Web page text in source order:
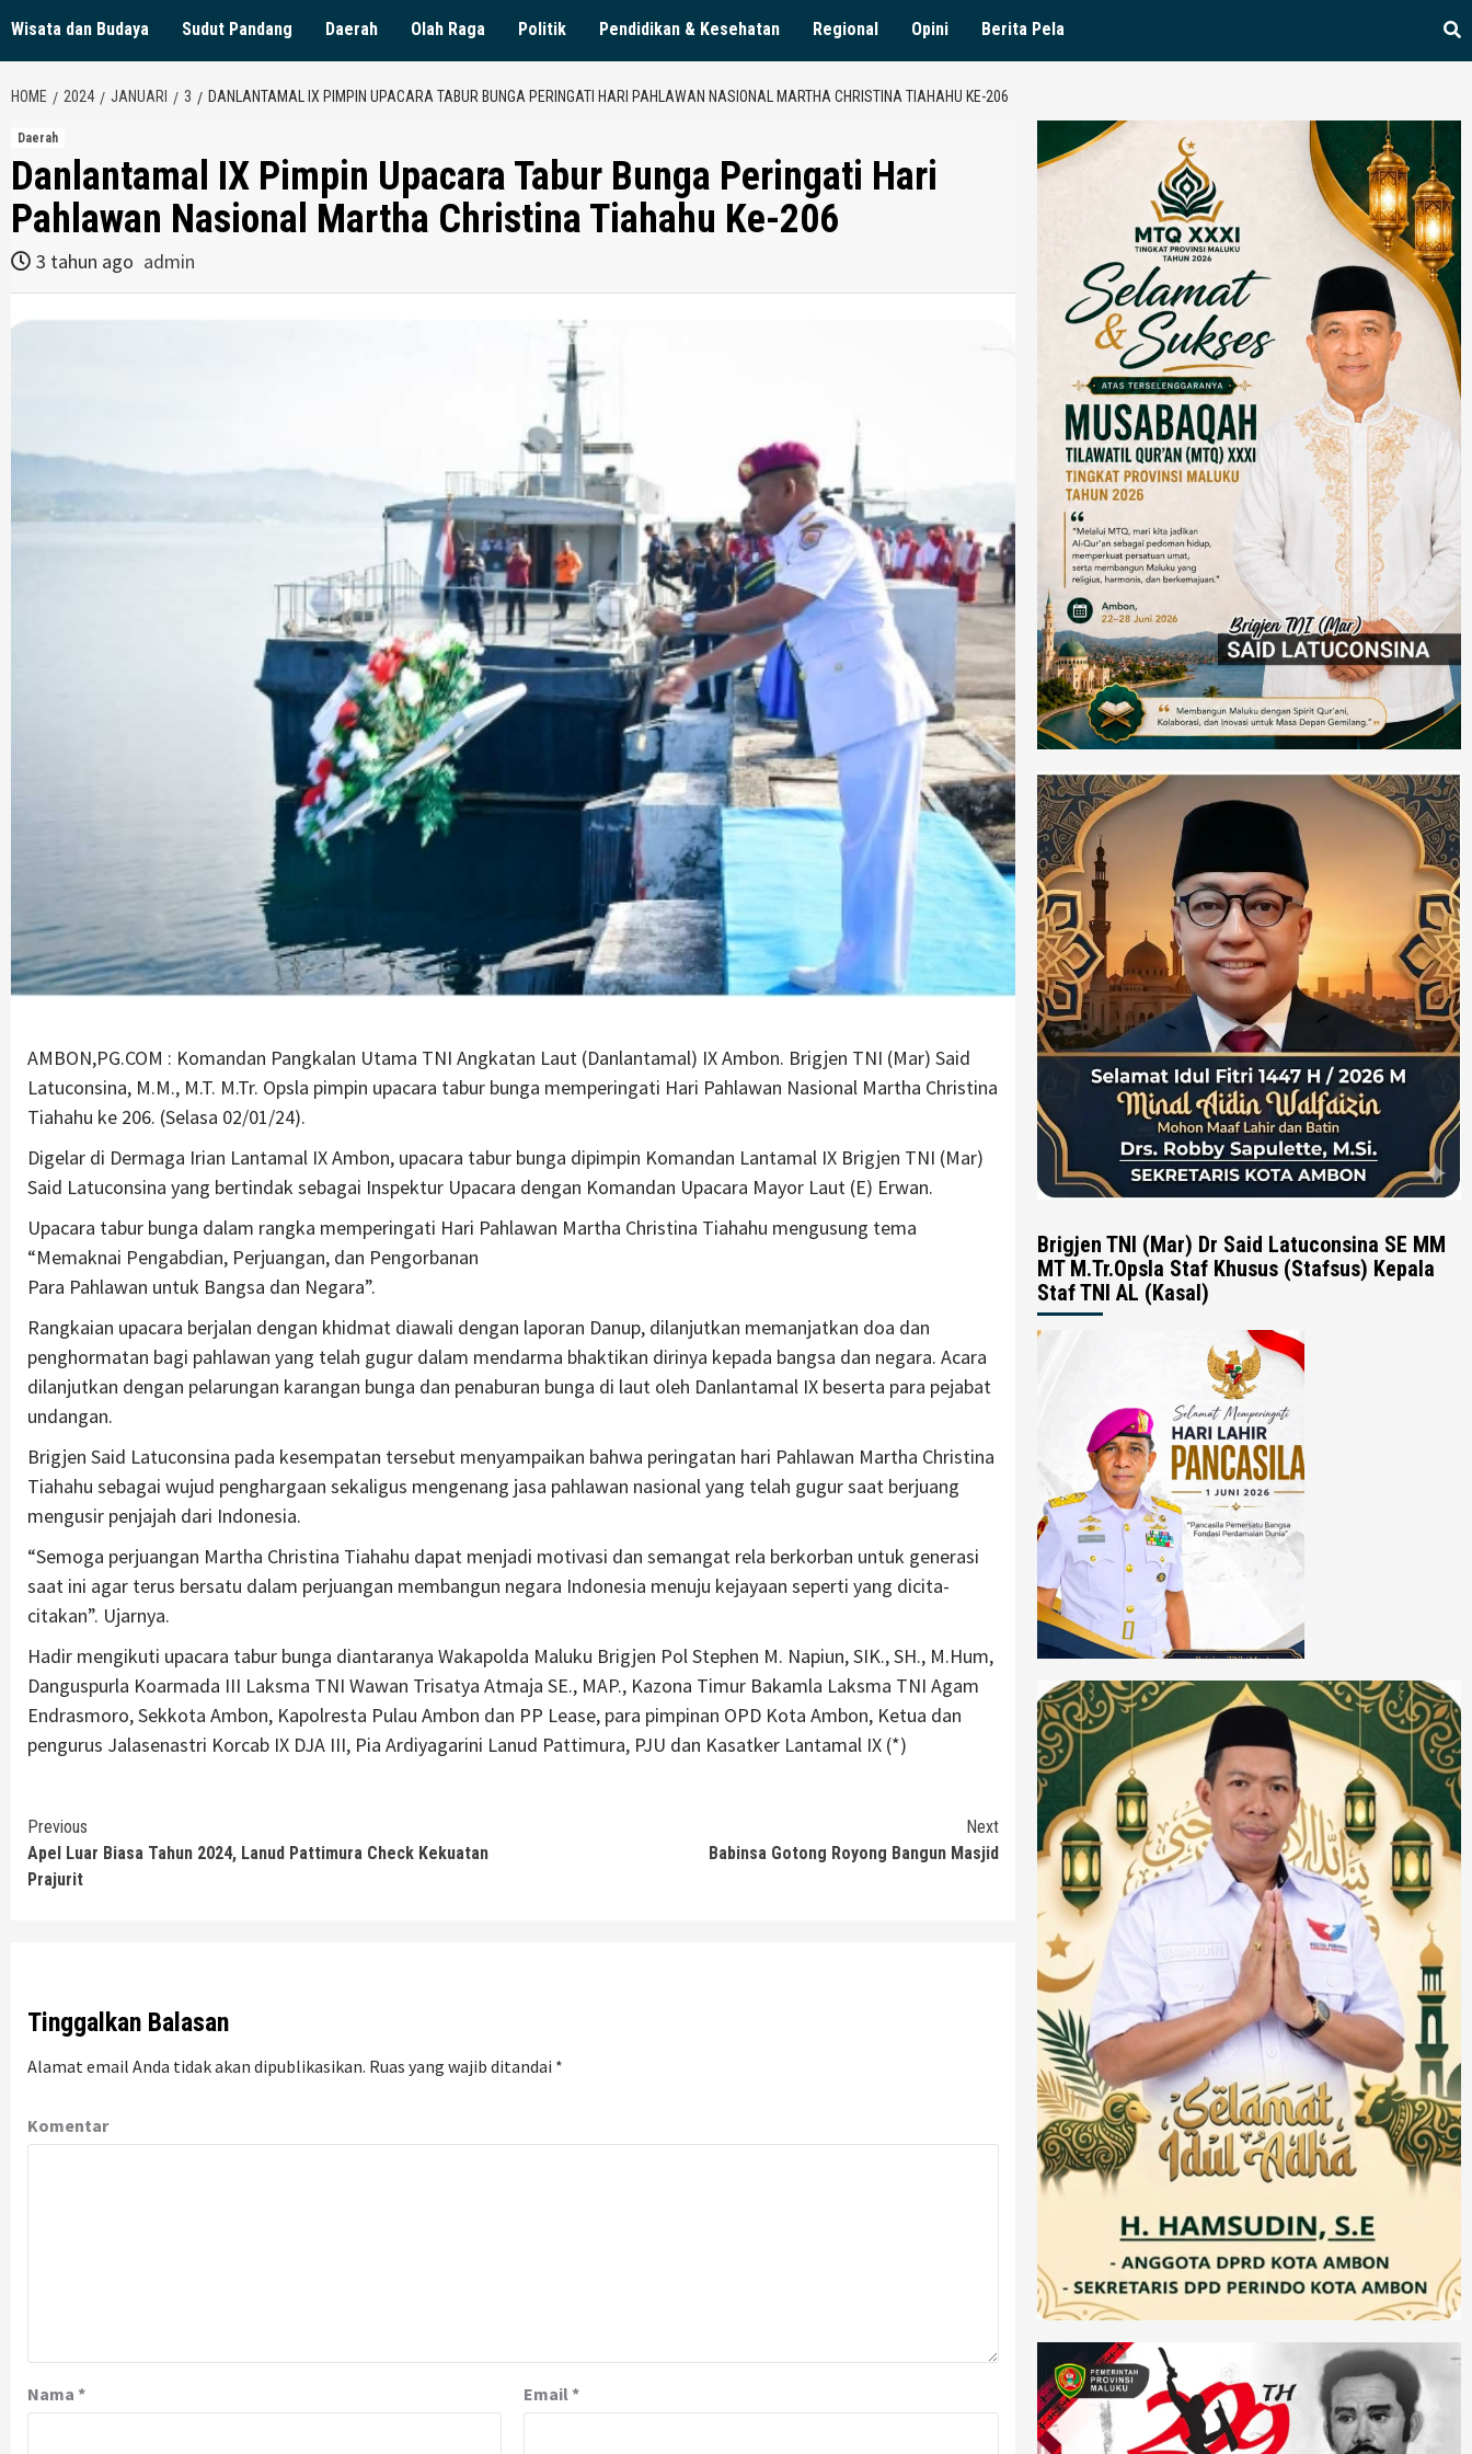
Wisata dan Budaya Sudut Pandang Daerah Olah Raga Politik Pendidikan & Kesehatan Regional Opini Berita Pela
HOME 2024 JANUARI 3 DANLANTAMAL IX PIMPIN UPACARA TABUR BUNGA PERINGATI HARI PAHLAWAN NASIONAL MARTHA CHRISTINA TIAHAHU KE-206
Daerah
Danlantamal IX Pimpin Upacara Tabur Bunga Peringati Hari
Pahlawan Nasional Martha Christina Tiahahu Ke-206
3 tahun ago admin
AMBON,PG.COM : Komandan Pangkalan Utama TNI Angkatan Laut (Danlantamal) IX Ambon. Brigjen TNI (Mar) Said
Latuconsina, M.M., M.T. M.Tr. Opsla pimpin upacara tabur bunga memperingati Hari Pahlawan Nasional Martha Christina
Tiahahu ke 206. (Selasa 02/01/24).
Digelar di Dermaga Irian Lantamal IX Ambon, upacara tabur bunga dipimpin Komandan Lantamal IX Brigjen TNI (Mar)
Said Latuconsina yang bertindak sebagai Inspektur Upacara dengan Komandan Upacara Mayor Laut (E) Erwan.
Upacara tabur bunga dalam rangka memperingati Hari Pahlawan Martha Christina Tiahahu mengusung tema
“Memaknai Pengabdian, Perjuangan, dan Pengorbanan
Para Pahlawan untuk Bangsa dan Negara”.
Rangkaian upacara berjalan dengan khidmat diawali dengan laporan Danup, dilanjutkan memanjatkan doa dan
penghormatan bagi pahlawan yang telah gugur dalam mendarma bhaktikan dirinya kepada bangsa dan negara. Acara
dilanjutkan dengan pelarungan karangan bunga dan penaburan bunga di laut oleh Danlantamal IX beserta para pejabat
undangan.
Brigjen Said Latuconsina pada kesempatan tersebut menyampaikan bahwa peringatan hari Pahlawan Martha Christina
Tiahahu sebagai wujud penghargaan sekaligus mengenang jasa pahlawan nasional yang telah gugur saat berjuang
mengusir penjajah dari Indonesia.
“Semoga perjuangan Martha Christina Tiahahu dapat menjadi motivasi dan semangat rela berkorban untuk generasi
saat ini agar terus bersatu dalam perjuangan membangun negara Indonesia menuju kejayaan seperti yang dicita-
citakan”. Ujarnya.
Hadir mengikuti upacara tabur bunga diantaranya Wakapolda Maluku Brigjen Pol Stephen M. Napiun, SIK., SH., M.Hum,
Danguspurla Koarmada III Laksma TNI Wawan Trisatya Atmaja SE., MAP., Kazona Timur Bakamla Laksma TNI Agam
Endrasmoro, Sekkota Ambon, Kapolresta Pulau Ambon dan PP Lease, para pimpinan OPD Kota Ambon, Ketua dan
pengurus Jalasenastri Korcab IX DJA III, Pia Ardiyagarini Lanud Pattimura, PJU dan Kasatker Lantamal IX (*)
Continue
Reading
Previous
Apel Luar Biasa Tahun 2024, Lanud Pattimura Check Kekuatan
Prajurit
Next
Babinsa Gotong Royong Bangun Masjid
Tinggalkan Balasan
Alamat email Anda tidak akan dipublikasikan. Ruas yang wajib ditandai *
Komentar
Nama * Email*
Brigjen TNI (Mar) Dr Said Latuconsina SE MM
MT M.Tr.Opsla Staf Khusus (Stafsus) Kepala
Staf TNI AL (Kasal)